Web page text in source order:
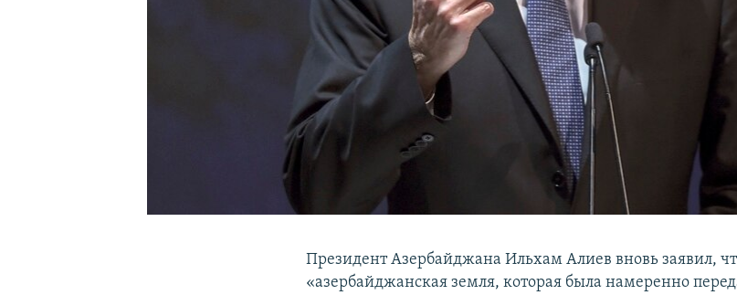
Президент Азербайджана Ильхам Алиев вновь заявил,
«азербайджанская земля, которая была намеренно